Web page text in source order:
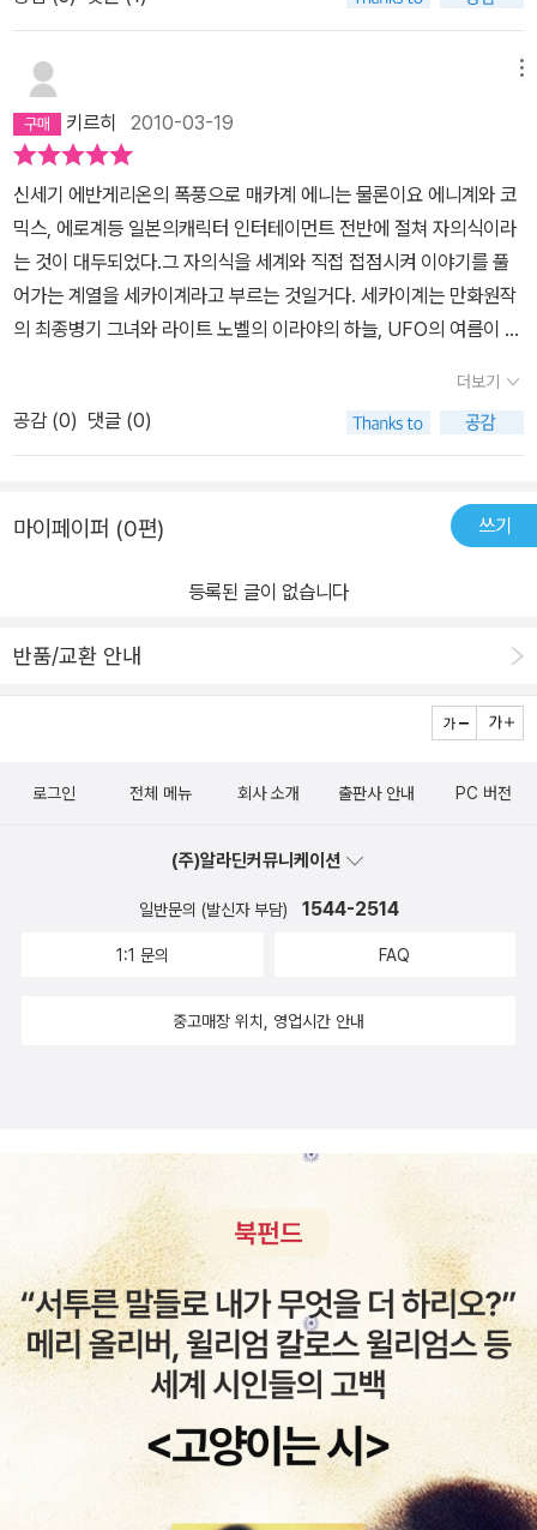
까지 발생을 하였다. 그러나 그럼에도 불구하고 이리야는 뛰어난 작
품이라고 생각한다필사적으로 매달리는 주인공과 점점 파괴되어가는
이리야. 이 둘의 갈등관계도 무척이나 볼만하였고, 또 4권 중간부에
서의 주인공의현실을 1인칭 시점으로 아주 잘 살려준 덕분에소름이
돋을정도로 몰입하여 보았다.만약 어느누가 이리야가 재미없거나, 작
가의 문장력이떨어진다거나, 형편없다는 소리를 한다면, 그자리에서
귀싸대기를 한대 후려줄것을 권한다.진정으로 이리야를 읽고 그런말
을 하는사람은 없다고 봐도 무방하다.(취향타는 사람이아니라는 전제
하에서) 그 사람은 이 책의 이야기를 단 1%도 이해하지 않았다고 봐
도 된다.나라면 귀싸대기뿐만 아니라 니킥도 곱빼기로 갈겨줄것이다.
이 책을 읽을때의 난감한점이 있다면, '성'에대한 점이랄까나... 이런
부분이다. 이것은 4권부 중간에서 두드러지는데, '딸딸이' 라든가 흥
르려고 고민중인가? 당장 지르라. 나라면 절판된 한정판, 박스판이
다시 출판될시, 구입할 희망이 다분하다. 작품은 최고, 작가는 신!!!질
키르히 2010-03-19
신세기 에반게리온의 폭풍으로 매카계 에니는 물론이요 에니계와 코
믹스, 에로계등 일본의캐릭터 인터테이먼트 전반에 절쳐 자의식이라
는 것이 대두되었다.그 자의식을 세계와 직접 접점시켜 이야기를 풀
어가는 계열을 세카이계라고 부르는 것일거다. 세카이계는 만화원작
의 최종병기 그녀와 라이트 노벨의 이라야의 하늘, UFO의 여름이 대
이계 자체가 얼마나 자의식의 표현에 열중 하였는지를 알 수 있다.다
만, 세카이계는 그 전격문고의 부기팝이 나오면서 전체적인 시장이
현대-학원이능물쪽으로 기울면서 흔적이 옅어져 갔지만 그 영향력은
비틀리는 구조의 이야기를 보여주는 이 작품은 기본적인 표현방법이
식이 세카이계의 특성이라는 인식이 알려지면서 차츰 수그러 들었다.
부터 시작된다. 하지만, 히로인인 이리야는 '이미'붕괴되어 가고 있었
는 변화하게 된다. 허나 그 앞에 기다리고 있는 것은 그러한 세계의 종
너져 내려가는 이리야의 조용한 외침은 그에 몰입하게 되어 있는 독
지는 않으나 아련하게 잡힐듯한 각 인물들의 마음이 엮인 내면묘사와
아시바가 겪는 세계의 변화를 보여주는 아시바의 1인칭 서술은 아키
야기이고 처음부터 끝까지 전반에 걸쳐서 이야기를 이야기 하기 떄문
분위기의 소설과 매우 잘 어울리는 일러스트또한 이 작품이 시간이
자의 경우, 몰입하지 못하고 단순히 가벼운 가십거리로 보이게 디된
다. 그에따른 진입장벽이 문제가 되기는 하지만 대중성과 작품성을
모두 겸비한 명작이라 불리기에는 손색이 없다.
더보기
공감 (0) 댓글 (0)
마이페이퍼 (0편) 쓰기
등록된 글이 없습니다
반품/교환 안내
로그인 전체 메뉴 회사 소개 출판사 안내 PC 버전
(주)알라딘커뮤니케이션
일반문의 (발신자 부담) 1544-2514
1:1 문의 FAQ
중고매장 위치, 영업시간 안내